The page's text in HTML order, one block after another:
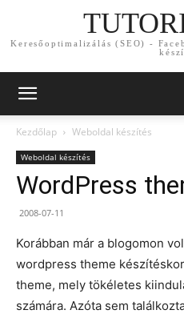
Keresőoptimalizálás (SEO) -
Kezdőlap Weboldal készítés
Weboldal készítés
WordPress
2008-07-11
Korábban már a blogomon
wordpress theme
theme, mely tökéletes
számára. Azóta sem